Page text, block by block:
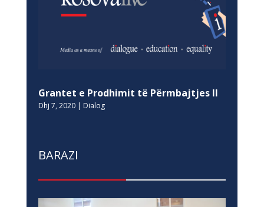
Grantet e Prodhimit të Përmbajtjes II
Dhj 7, 2020| Dialog
BARAZI